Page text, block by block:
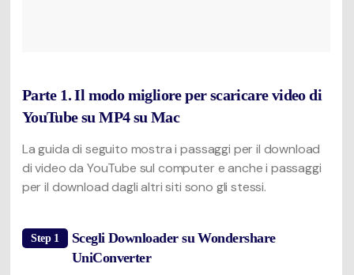
Parte 1. Il modo migliore per scaricare video di
YouTube su MP4 su Mac
La guida di seguito mostra i passaggi per il download
di video da YouTube sul computer e anche i passaggi
per il download dagli altri siti sono gli stessi.
Step 1
Scegli Downloader su Wondershare
UniConverter